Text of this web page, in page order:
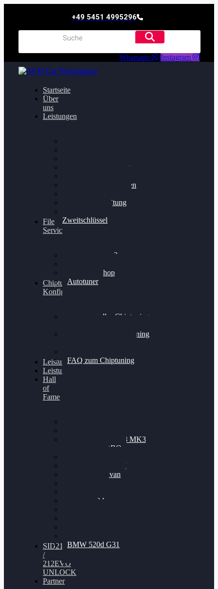
+49 5451 4995296
Whatsapp Instagram
Startseite
Über
uns
Leistungen
Getriebeoptimierung
Bremsscheiben planen
Felgenaufbereitung
Zweitschlüssel
File
Service
Alientech Kess3
Alientech Shop
Autotuner
Chiptuning
Konfigurator
Professionelles Chiptuning
Professionelles Chiptuning
FAQ zum Chiptuning
Leistungsmessung
Leistungsprüfstand
Hall
of
Fame
Nissan GT-R35 3.8 MK3
V6 TWINTURBO
VW Passat 2.0TDI
VW T6 Multivan
BMW 120d
BMW 520d G31
SID212
/
212EVO
UNLOCK
Partner